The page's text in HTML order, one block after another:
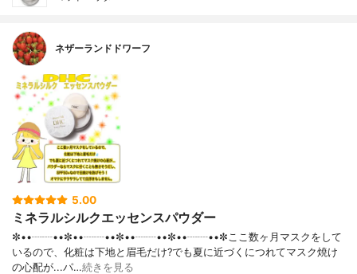
ネザーランドドワーフ
5.00
ミネラルシルクエッセンスパウダー
✼••┈┈••✼••┈┈••✼••┈┈••✼••┈┈••✼ここ数ヶ月マスクをして
いるので、化粧は下地と眉毛だけ?でも夏に近づくにつれてマスク焼け
の心配が...パ…続きを見る